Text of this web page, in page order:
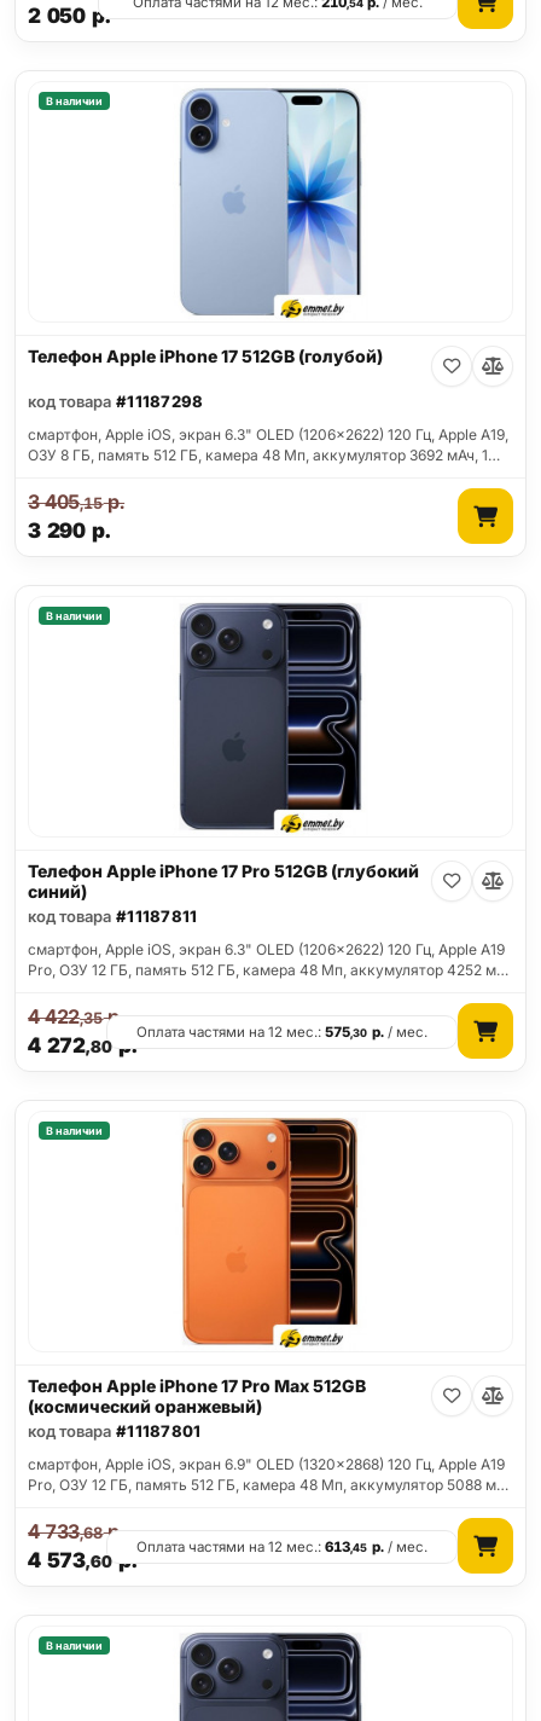
2 050 р.
,54
В наличии
Телефон Apple iPhone 17 512GB (голубой)
код товара #11187298
смартфон, Apple iOS, экран 6.3" OLED (1206x2622) 120 Гц, Apple A19,
ОЗУ 8 ГБ, память 512 ГБ, камера 48 Мп, аккумулятор 3692 мАч, 1…
3 290 р.
3 405,15р.
В наличии
Телефон Apple iPhone 17 Pro 512GB (глубокий
синий)
код товара #11187811
смартфон, Apple iOS, экран 6.3" OLED (1206x2622) 120 Гц, Apple A19
Pro, ОЗУ 12 ГБ, память 512 ГБ, камера 48 Мп, аккумулятор 4252 м…
4 272,80 р.
4 422,35р.
Оплата частями на 12 мес.:575,30 р./ мес.
В наличии
Телефон Apple iPhone 17 Pro Max 512GB
(космический оранжевый)
код товара #11187801
смартфон, Apple iOS, экран 6.9" OLED (1320x2868) 120 Гц, Apple A19
Pro, ОЗУ 12 ГБ, память 512 ГБ, камера 48 Мп, аккумулятор 5088 м…
4 573,60 р.
4 733,68р.
Оплата частями на 12 мес.:613,45 р./ мес.
В наличии